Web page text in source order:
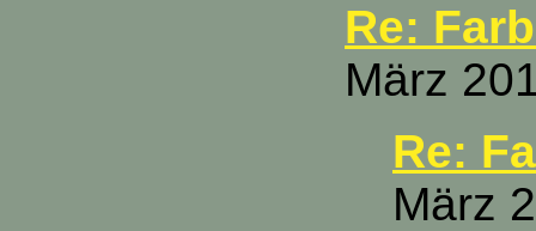
Re:
März
Re:
März